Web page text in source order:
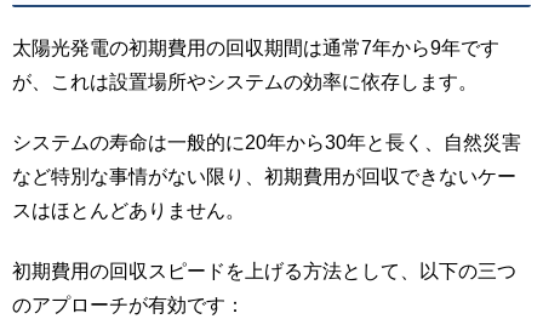
太陽光発電の初期費用の回収期間は通常7年から9年です
が、これは設置場所やシステムの効率に依存します。
システムの寿命は一般的に20年から30年と長く、自然災害
など特別な事情がない限り、初期費用が回収できないケー
スはほとんどありません。
初期費用の回収スピードを上げる方法として、以下の三つ
のアプローチが有効です：